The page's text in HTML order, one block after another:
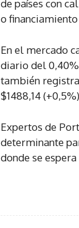
de países con
o
En el mercado
diario del
también
$1488,14
Expertos de
determinante
donde se